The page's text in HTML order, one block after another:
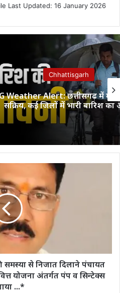
Last Updated: 16 January 2026
में मानसून फिर
भारी बारिश का अलर्ट
समस्या से निजात दिलाने पंचायत
योजना अंतर्गत पंप व सिन्टेक्स
...*